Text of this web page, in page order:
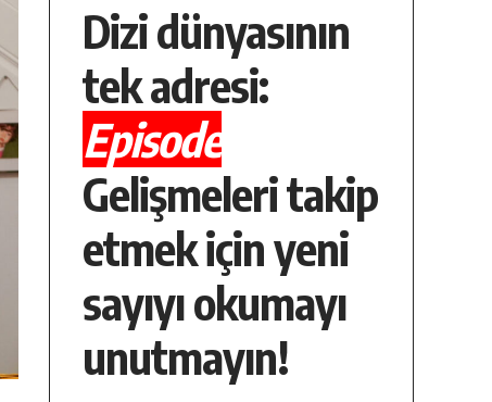
Dizi dünyasının
tek adresi:
Episode
Gelişmeleri takip
etmek için yeni
sayıyı okumayı
unutmayın!